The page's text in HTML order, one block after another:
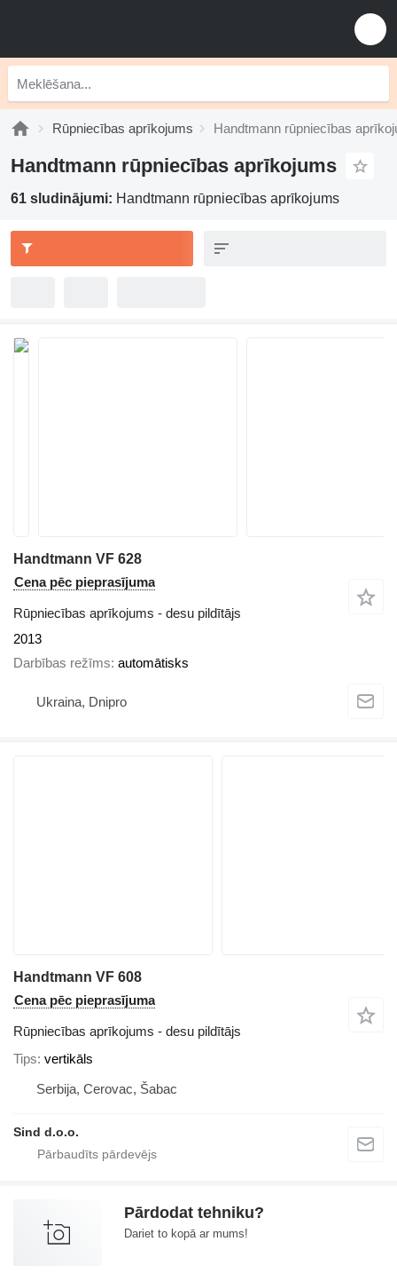
Rūpniecības aprīkojums Handtmann rūpniecības
Handtmann rūpniecības aprīkojums
61 sludinājumi: Handtmann rūpniecības aprīkojums
Handtmann VF 628
Cena pēc pieprasījuma
Rūpniecības aprīkojums - desu pildītājs
2013
Darbības režīms automātisks
Ukraina, Dnipro
Handtmann VF 608
Cena pēc pieprasījuma
Rūpniecības aprīkojums - desu pildītājs
Tips vertikāls
Serbija, Cerovac, Šabac
Sind d.o.o.
Pārdodat tehniku?
Dariet to kopā ar mums!